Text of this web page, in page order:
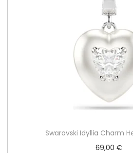
Swarovski Idyllia Charm
69,00€